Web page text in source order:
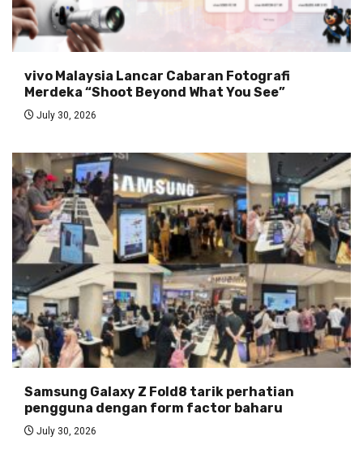
vivo Malaysia Lancar Cabaran Fotografi
Merdeka “Shoot Beyond What You See”
July 30, 2026
Samsung Galaxy Z Fold8 tarik perhatian
pengguna dengan form factor baharu
July 30, 2026